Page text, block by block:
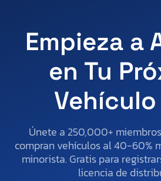
Empieza a
en Tu
Únete a 250,000+
compran vehículos al 40-60%
minorista. Gratis para
licencia de